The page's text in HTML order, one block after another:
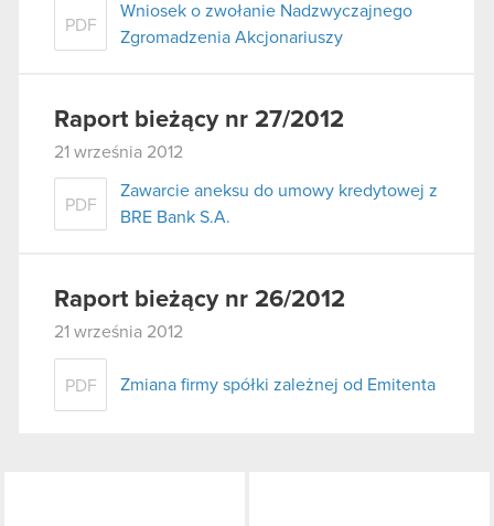
PDF
Wniosek o zwołanie Nadzwyczajnego
Zgromadzenia Akcjonariuszy
Raport bieżący nr 27/2012
21 września 2012
PDF
Zawarcie aneksu do umowy kredytowej z
BRE Bank S.A.
Raport bieżący nr 26/2012
21 września 2012
PDF Zmiana firmy spółki zależnej od Emitenta